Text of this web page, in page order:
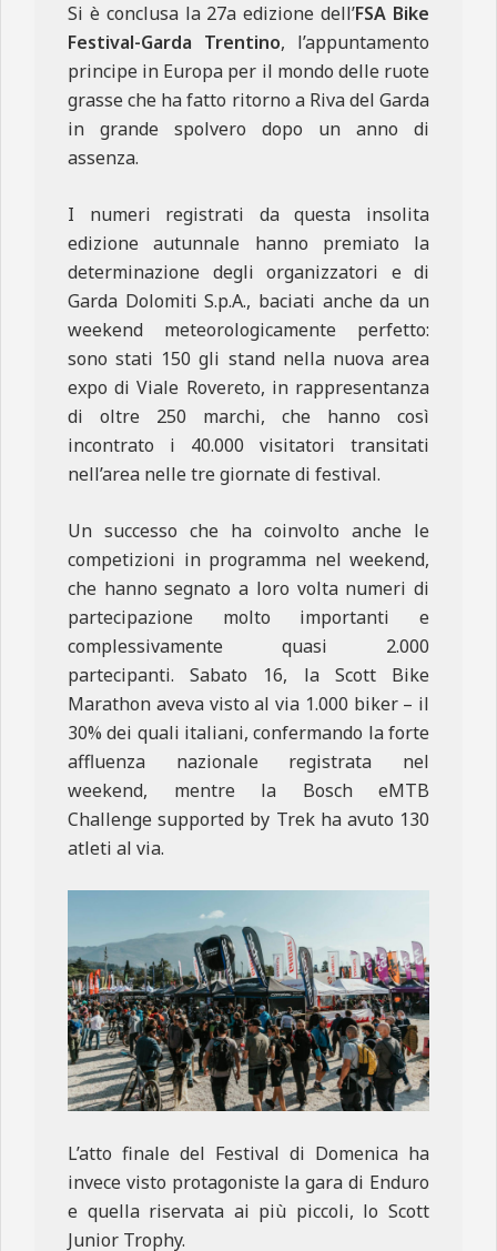
Si è conclusa la 27a edizione dell’FSA Bike
Festival-Garda Trentino, l’appuntamento
principe in Europa per il mondo delle ruote
grasse che ha fatto ritorno a Riva del Garda
in grande spolvero dopo un anno di
assenza.
I numeri registrati da questa insolita
edizione autunnale hanno premiato la
determinazione degli organizzatori e di
Garda Dolomiti S.p.A., baciati anche da un
weekend meteorologicamente perfetto:
sono stati 150 gli stand nella nuova area
expo di Viale Rovereto, in rappresentanza
di oltre 250 marchi, che hanno così
incontrato i 40.000 visitatori transitati
nell’area nelle tre giornate di festival.
Un successo che ha coinvolto anche le
competizioni in programma nel weekend,
che hanno segnato a loro volta numeri di
partecipazione molto importanti e
complessivamente quasi 2.000
partecipanti. Sabato 16, la Scott Bike
Marathon aveva visto al via 1.000 biker – il
30% dei quali italiani, confermando la forte
affluenza nazionale registrata nel
weekend, mentre la Bosch eMTB
Challenge supported by Trek ha avuto 130
atleti al via.
L’atto finale del Festival di Domenica ha
invece visto protagoniste la gara di Enduro
e quella riservata ai più piccoli, lo Scott
Junior Trophy.